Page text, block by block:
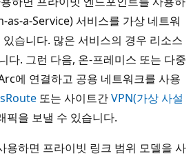
a-Service) 서비스를 가상 네트워
습니다. 많은 서비스의 경우 리소스
다. 그런 다음, 온-프레미스 또는 다중
에 연결하고 공용 네트워크를 사용
또는 사이트간VPN(가상 사설
픽을 보낼 수 있습니다.
용하면 프라이빗 링크 범위 모델을 사